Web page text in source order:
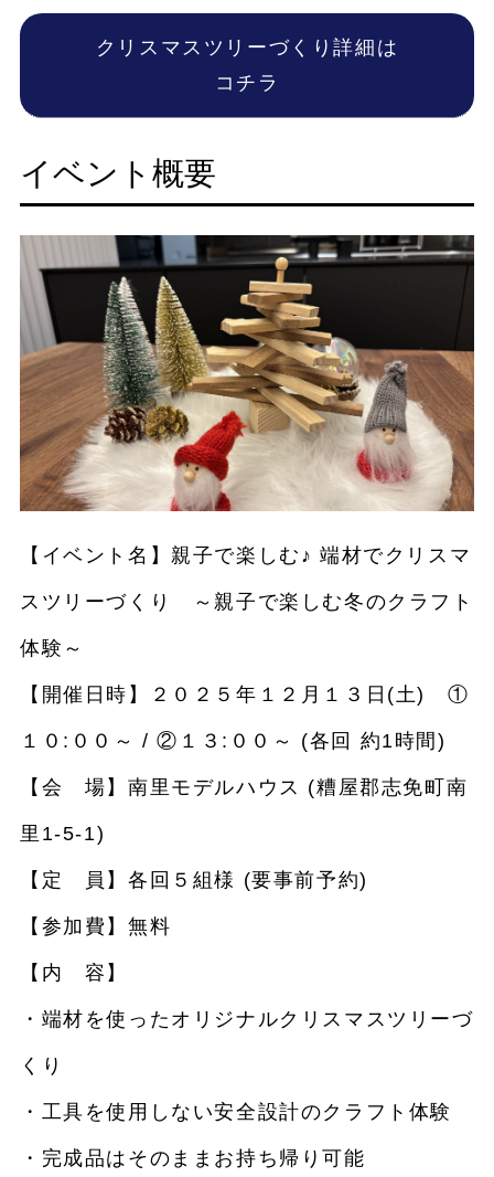
クリスマスツリーづくり詳細は
コチラ
イベント概要
【イベント名】親子で楽しむ♪ 端材でクリスマ
スツリーづくり ～親子で楽しむ冬のクラフト
体験～
【開催日時】２０２５年１２月１３日(土) ①
１０:００～ / ②１３:００～ (各回 約1時間)
【会 場】南里モデルハウス (糟屋郡志免町南
里1-5-1)
【定 員】各回５組様 (要事前予約)
【参加費】無料
【内 容】
・端材を使ったオリジナルクリスマスツリーづ
くり
・工具を使用しない安全設計のクラフト体験
・完成品はそのままお持ち帰り可能